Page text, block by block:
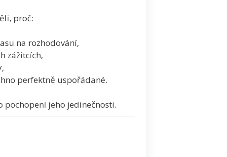
proč:
na rozhodování,
zážitcích,
perfektně uspořádané.
pochopení jeho jedinečnosti.